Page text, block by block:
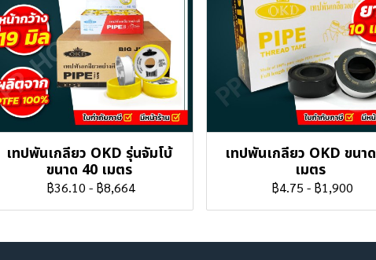
เทปพันเกลียว OKD รุ่นจัมโบ้
ขนาด 40 เมตร
฿36.10 - ฿8,664
เทปพันเกลียว OKD ขนา
เมตร
฿4.75 - ฿1,900